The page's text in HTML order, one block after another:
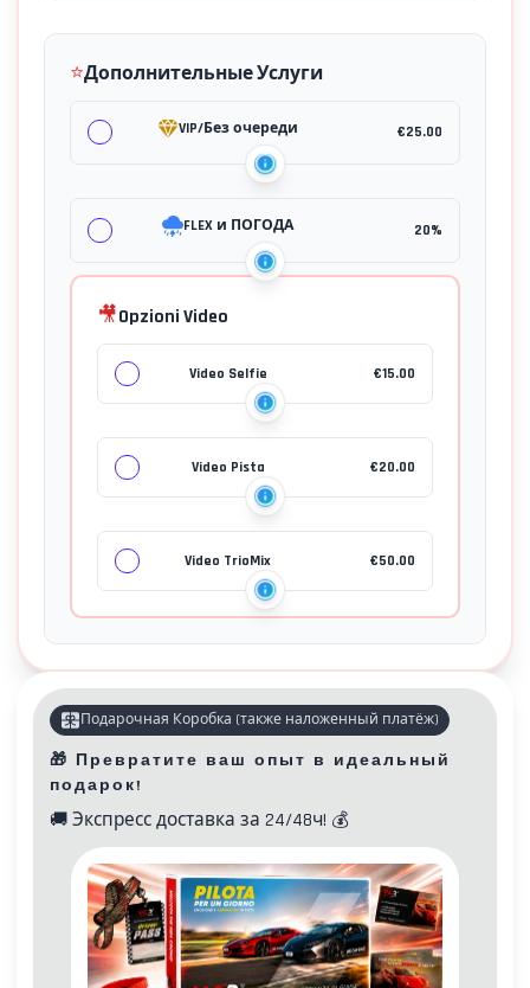
⭐Дополнительные Услуги
VIP/Без очереди €25.00
FLEX и ПОГОДА 20%
🎥Opzioni Video
Video Selfie €15.00
Video Pista €20.00
Video TrioMix €50.00
Подарочная Коробка (также наложенный платёж)
🎁
Превратите ваш опыт в идеальный
подарок!
🚚 Экспресс доставка за 24/48ч! 💰